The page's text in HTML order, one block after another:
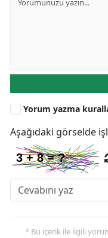
Yorum yazma
Aşağıdaki görselde
* Bu içerik ile ilgili